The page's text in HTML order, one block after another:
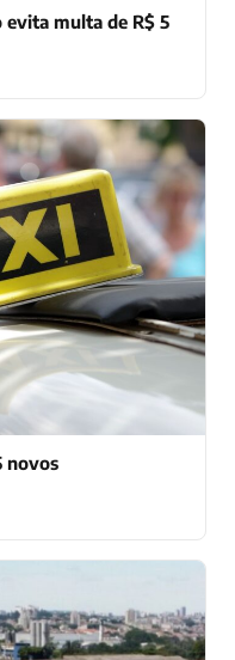
evita multa de R$ 5
novos